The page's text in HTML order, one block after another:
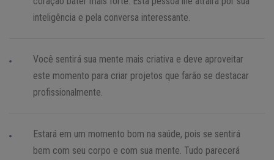
inteligência e pela conversa interessante.
Você sentirá sua mente mais criativa e deve aproveitar
este momento para criar projetos que farão se destacar
profissionalmente.
Estará em um momento bom na saúde, pois se sentirá
bem com seu corpo e com sua mente. Tudo parecerá